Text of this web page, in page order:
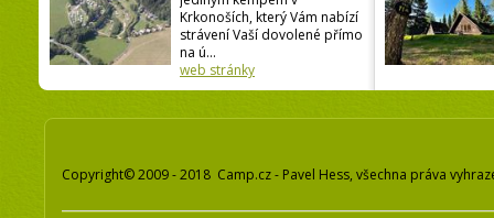
Krkonoších, který Vám nabízí
strávení Vaší dovolené přímo
na ú...
web stránky
Copyright© 2009 - 2018 Camp.cz - Pavel Hess, všechna práva